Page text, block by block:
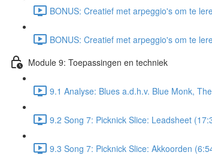
BONUS: Creatief met arpeggio's om te
BONUS: Creatief met arpeggio's om te
Module 9: Toepassingen en techniek
9.1 Analyse: Blues a.d.h.v. Blue Monk,
9.2 Song 7: Picknick Slice: Leadsheet
9.3 Song 7: Picknick Slice: Akkoorden